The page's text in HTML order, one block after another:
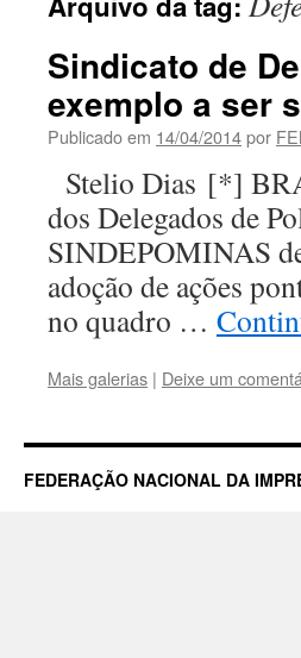
Sindicato de
exemplo a ser
Publicado em 14/04/2014por
Stelio Dias [*]
dos Delegados de
SINDEPOMINAS
adoção de ações
no quadro …
Mais galerias | Deixe um
FEDERAÇÃO NACIONAL DA